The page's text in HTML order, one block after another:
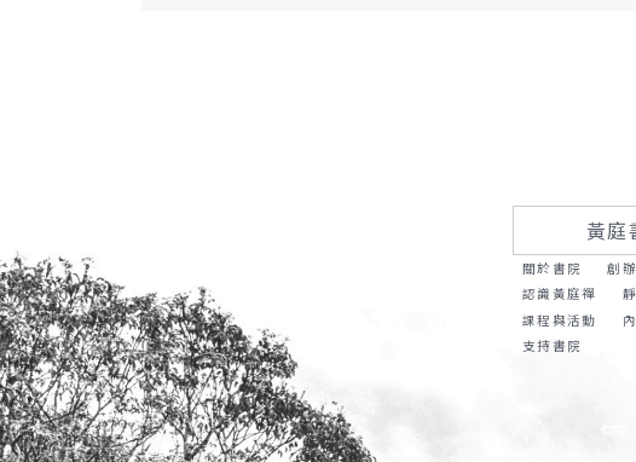
黃庭
關於書院
創
認識黃庭禪
課程與活動
支持書院